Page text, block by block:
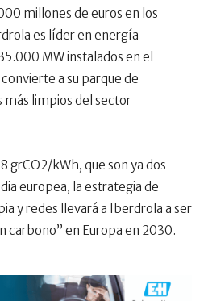
millones de euros en los
es líder en energía
MW instalados en el
a su parque de
más limpios del sector
grCO2/kWh, que son ya dos
europea, la estrategia de
y redes llevará a Iberdrola a ser
carbono” en Europa en 2030.